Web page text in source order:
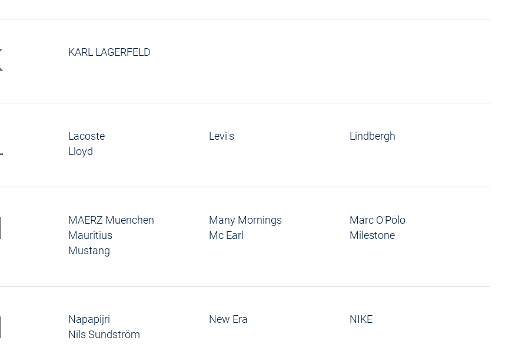
KARL LAGERFELD
Lacoste Levi's
Lindbergh
Lloyd
MAERZ Muenchen Many Mornings
Marc O'Polo
Mauritius
Mc Earl
Milestone
Mustang
Napapijri New Era
NIKE
Nils Sundström